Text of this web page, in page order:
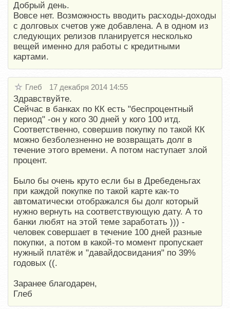
Добрый день.
Вовсе нет. Возможность вводить расходы-доходы
с долговых счетов уже добавлена. А в одном из
следующих релизов планируется несколько
вещей именно для работы с кредитными
картами.
Глеб 17 декабря 2014 14:55
Здравствуйте.
Сейчас в банках по КК есть "беспроцентный
период" -он у кого 30 дней у кого 100 итд.
Соответственно, совершив покупку по такой КК
можно безболезненно не возвращать долг в
течение этого времени. А потом наступает злой
процент.
Было бы очень круто если бы в Дребеденьгах
при каждой покупке по такой карте как-то
автоматически отображался бы долг который
нужно вернуть на соответствующую дату. А то
банки любят на этой теме заработать ))) -
человек совершает в течение 100 дней разные
покупки, а потом в какой-то момент пропускает
нужный платёж и "давайдосвидания" по 39%
годовых ((.
Заранее благодарен,
Глеб